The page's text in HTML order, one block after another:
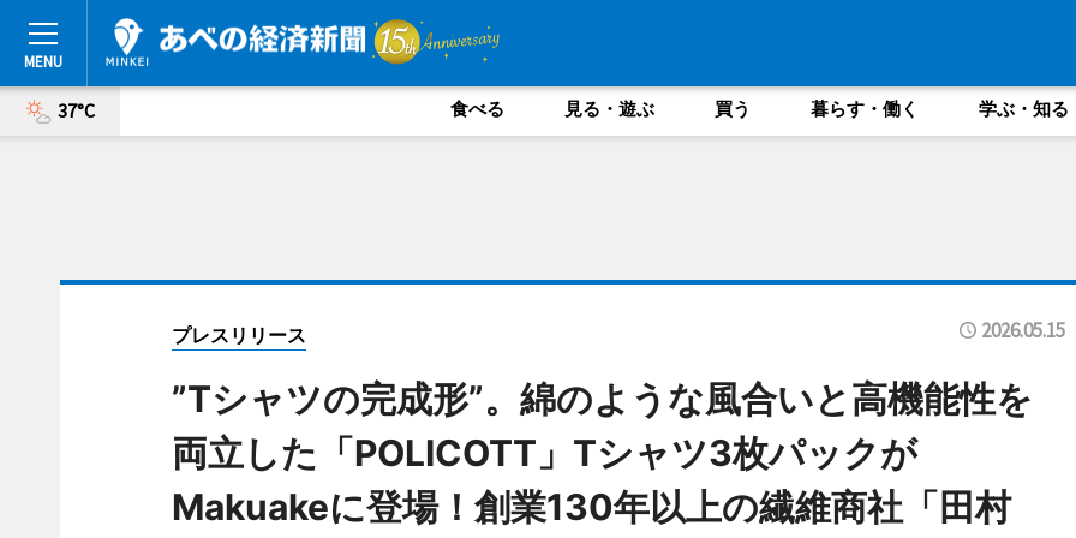
37°C 食べる 見る・遊ぶ 買う 暮らす・働く 学ぶ・知る
プレスリリース 2026.05.15
”Tシャツの完成形”。綿のような風合いと高機能性を
両立した「POLICOTT」Tシャツ3枚パックが
Makuakeに登場！創業130年以上の繊維商社「田村